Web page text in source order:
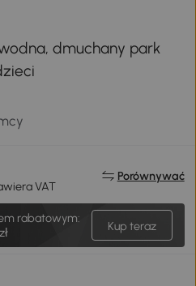
dmuchany park
VAT
Porównywać
rabatowym:
Kup teraz